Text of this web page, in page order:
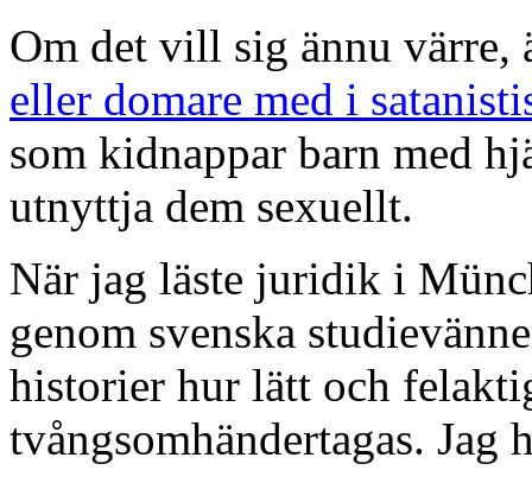
Om det vill sig ännu värre,
eller domare med i
som kidnappar barn med
utnyttja dem sexuellt.
När jag läste juridik i
genom svenska
historier hur lätt och
tvångsomhändertagas. Jag